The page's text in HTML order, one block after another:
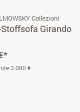
Collezioni
Girando
3.080 €